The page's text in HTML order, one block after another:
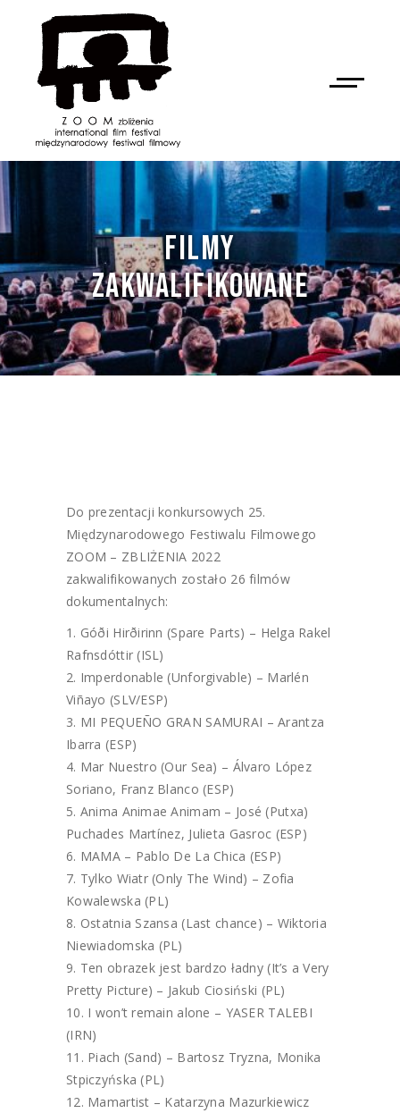
FILMY
ZAKWALIFIKOWANE
NAN
Do prezentacji konkursowych 25.
Międzynarodowego Festiwalu Filmowego
ZOOM – ZBLIŻENIA 2022
zakwalifikowanych zostało 26 filmów
dokumentalnych:
Góði Hirðirinn (Spare Parts) – Helga Rakel
Rafnsdóttir (ISL)
Imperdonable (Unforgivable) – Marlén
Viñayo (SLV/ESP)
MI PEQUEÑO GRAN SAMURAI – Arantza
Ibarra (ESP)
Mar Nuestro (Our Sea) – Álvaro López
Soriano, Franz Blanco (ESP)
Anima Animae Animam – José (Putxa)
Puchades Martínez, Julieta Gasroc (ESP)
MAMA – Pablo De La Chica (ESP)
Tylko Wiatr (Only The Wind) – Zofia
Kowalewska (PL)
Ostatnia Szansa (Last chance) – Wiktoria
Niewiadomska (PL)
Ten obrazek jest bardzo ładny (It’s a Very
Pretty Picture) – Jakub Ciosiński (PL)
I won’t remain alone – YASER TALEBI
(IRN)
Piach (Sand) – Bartosz Tryzna, Monika
Stpiczyńska (PL)
Mamartist – Katarzyna Mazurkiewicz